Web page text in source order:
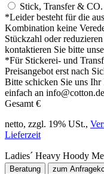
Stick, Transfer & CO.
*Leider besteht für die
Kombination keine
Stückzahl oder
kontaktieren Sie bitte
*Für Stickerei- und
Preisangebot erst nach
Bitte schicken Sie uns
einfach an info@cotton.de
Gesamt €
netto, zzgl. 19% USt.,
Lieferzeit
Ladies´ Heavy Hoody
Beratung zum